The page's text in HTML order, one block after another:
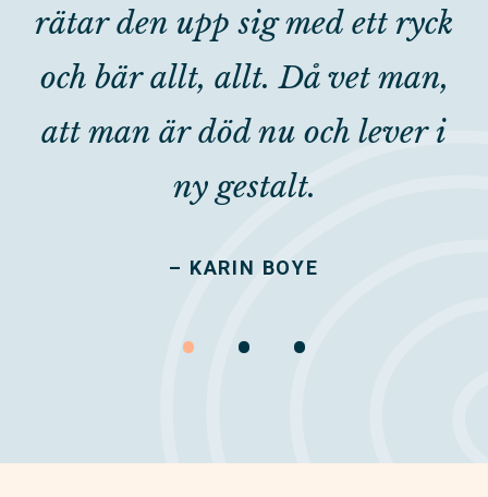
rätar den upp sig med ett ryck
och bär allt, allt. Då vet man,
att man är död nu och lever i
ny gestalt.
– KARIN BOYE
• • •